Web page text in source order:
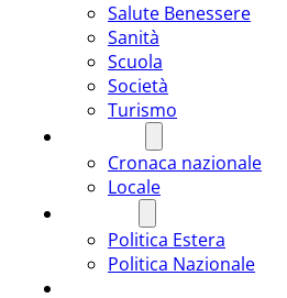
Salute Benessere
Sanità
Scuola
Società
Turismo
Cronaca nazionale
Locale
Politica Estera
Politica Nazionale